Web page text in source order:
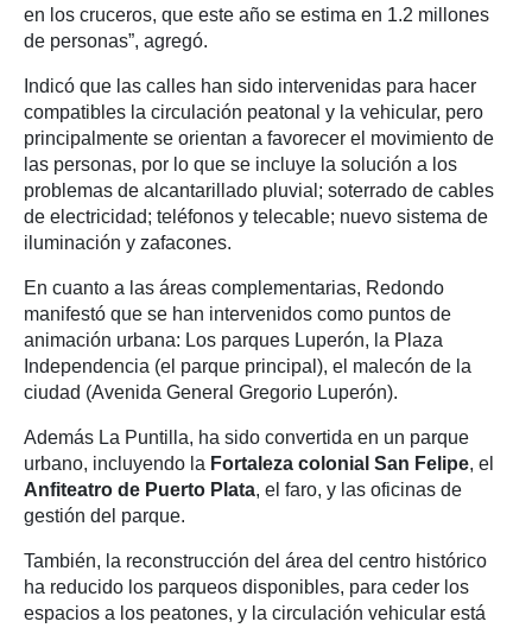
en los cruceros, que este año se estima en 1.2 millones
de personas”, agregó.
Indicó que las calles han sido intervenidas para hacer
compatibles la circulación peatonal y la vehicular, pero
principalmente se orientan a favorecer el movimiento de
las personas, por lo que se incluye la solución a los
problemas de alcantarillado pluvial; soterrado de cables
de electricidad; teléfonos y telecable; nuevo sistema de
iluminación y zafacones.
En cuanto a las áreas complementarias, Redondo
manifestó que se han intervenidos como puntos de
animación urbana: Los parques Luperón, la Plaza
Independencia (el parque principal), el malecón de la
ciudad (Avenida General Gregorio Luperón).
Además La Puntilla, ha sido convertida en un parque
urbano, incluyendo la Fortaleza colonial San Felipe, el
Anfiteatro de Puerto Plata, el faro, y las oficinas de
gestión del parque.
También, la reconstrucción del área del centro histórico
ha reducido los parqueos disponibles, para ceder los
espacios a los peatones, y la circulación vehicular está